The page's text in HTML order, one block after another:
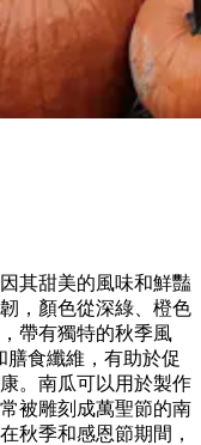
其甜美的風味和鮮豔
，顏色從深綠、橙色
帶有獨特的秋季風
食纖維，有助於促
。南瓜可以用於製作
被雕刻成萬聖節的南
秋季和感恩節期間，